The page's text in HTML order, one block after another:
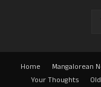
Home Mangalorean
Your Thoughts